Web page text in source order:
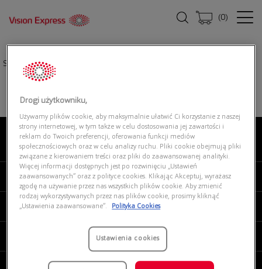
(0)
Strona główna|
O NAS
MOJE VISION EXPRESS
PRODUKTY I USŁUGI
Drogi użytkowniku,
Używamy plików cookie, aby maksymalnie ułatwić Ci korzystanie z naszej
strony internetowej, w tym także w celu dostosowania jej zawartości i
reklam do Twoich preferencji, oferowania funkcji mediów
społecznościowych oraz w celu analizy ruchu. Pliki cookie obejmują pliki
związane z kierowaniem treści oraz pliki do zaawansowanej analityki.
Więcej informacji dostępnych jest po rozwinięciu „Ustawień
zaawansowanych” oraz z polityce cookies. Klikając Akceptuj, wyrażasz
zgodę na używanie przez nas wszystkich plików cookie. Aby zmienić
rodzaj wykorzystywanych przez nas plików cookie, prosimy kliknąć
„Ustawienia zaawansowane”.
Polityka Cookies
Ustawienia cookies